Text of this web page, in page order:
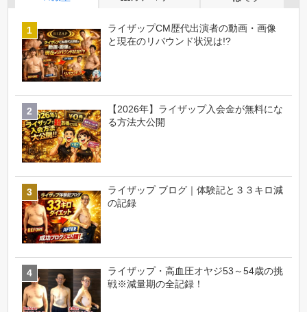
ライザップCM歴代出演者の動画・画像
と現在のリバウンド状況は!?
【2026年】ライザップ入会金が無料にな
る方法大公開
ライザップ ブログ｜体験記と３３キロ減
の記録
ライザップ・高血圧オヤジ53～54歳の挑
戦※減量期の全記録！